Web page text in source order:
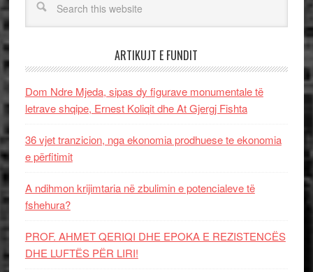
ARTIKUJT E FUNDIT
Dom Ndre Mjeda, sipas dy figurave monumentale të
letrave shqipe, Ernest Koliqit dhe At Gjergj Fishta
36 vjet tranzicion, nga ekonomia prodhuese te ekonomia
e përfitimit
A ndihmon krijimtaria në zbulimin e potencialeve të
fshehura?
PROF. AHMET QERIQI DHE EPOKA E REZISTENCЁS
DHE LUFTЁS PЁR LIRI!